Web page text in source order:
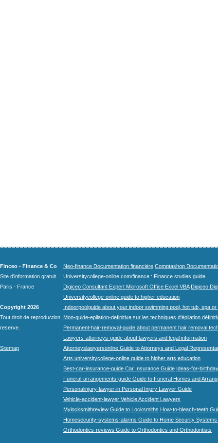
Finceo - Finance & Co
Site d'information gratuit
Paris - France
Copyright 2026
Tout droit de reproduction
reserve.
Sitemap
Neo-finance Documentation financière Comptashop
Universitycollege-online.com/finance : Finance studies guide
Digiceo Consultant Expert Microsoft Office Excel VBA Digiceo
Universitycollege-online guide to higher education
Indoorpoolguide about your indoor swimming pool, hot tub, spa
Mon-guide-epilation-definitive sur les techniques d'épilation
Permanent-hair-removal-guide about permanent hair removal
Lawyers-attorneys-guide about lawyers and legal information
Attorneyslawyersonline Guide to Attorneys and Legal
Arts.universitycollege-online guide to higher arts education
Best-car-insurance-guide Car Insurance Guide Ideas-for-
Funeral-arrangements-guide Guide to Funeral Homes and
Personalinjury-lawyer-in Personal Injury Lawyer Guide
Vehicle-accident-lawyer Vehicle Accident Lawyers
Mylocksmithreview Guide to Locksmiths How-to-bleach-teeth
Homesecurity-systems-alarms Guide to Home Security Systems
Orthodontics-reviews Guide to Orthodontics and Orthodontists